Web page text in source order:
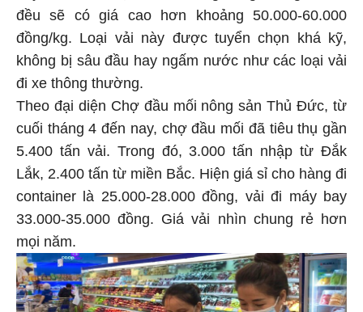
đều sẽ có giá cao hơn khoảng 50.000-60.000
đồng/kg. Loại vải này được tuyển chọn khá kỹ,
không bị sâu đầu hay ngấm nước như các loại vải
đi xe thông thường.
Theo đại diện Chợ đầu mối nông sản Thủ Đức, từ
cuối tháng 4 đến nay, chợ đầu mối đã tiêu thụ gần
5.400 tấn vải. Trong đó, 3.000 tấn nhập từ Đắk
Lắk, 2.400 tấn từ miền Bắc. Hiện giá sỉ cho hàng đi
container là 25.000-28.000 đồng, vải đi máy bay
33.000-35.000 đồng. Giá vải nhìn chung rẻ hơn
mọi năm.